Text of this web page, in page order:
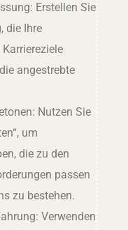
Erstellen Sie
die Ihre
angestrebte
Nutzen Sie
um
die zu den
passen
zu bestehen.
Verwenden